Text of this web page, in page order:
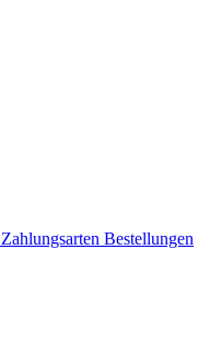
Zahlungsarten Bestellungen